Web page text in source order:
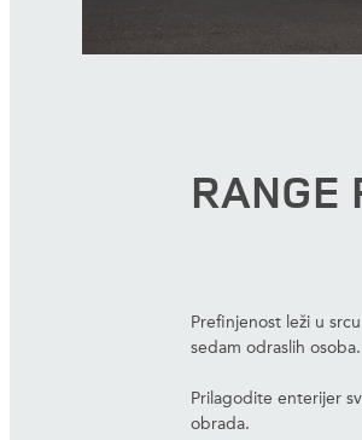
RANGE
Prefinjenost leži u
sedam odraslih osoba.
Prilagodite enterijer
obrada.